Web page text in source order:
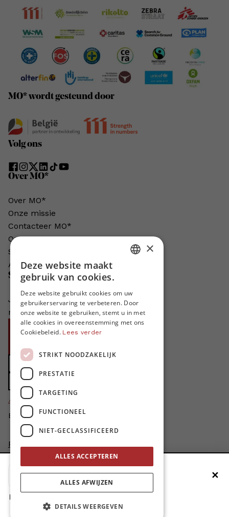
MO* wordt gesteund door
Volg ons
Over MO*
Over MO*
Onze missie
Contacteer MO*
Onze auteurs
Schrijven voor MO*?
Adverteren in MO*
Steun MO*
Je helpt ons groeien. MO* bestaat
niet zonder jouw steun!
Doe een gift
Zet MO* in uw testament
4424
Bedankt voor jullie steun!
Privacybeleid
Disclaimer
AI Charter
Cookievoorkeuren aanpassen
site by
Voeg MO* toe aan je beginscherm ✕
1. Druk op de deelknop
2. Scrol naar beneden
ENGLISH
×
Deze website maakt
gebruik van cookies.
Deze website gebruikt cookies om uw
gebruikerservaring te verbeteren. Door
onze website te gebruiken, stemt u in met
alle cookies in overeenstemming met ons
Cookiebeleid. Lees verder
STRIKT NOODZAKELIJK
PRESTATIE
TARGETING
FUNCTIONEEL
NIET-GECLASSIFICEERD
ALLES ACCEPTEREN
ALLES AFWIJZEN
DETAILS WEERGEVEN